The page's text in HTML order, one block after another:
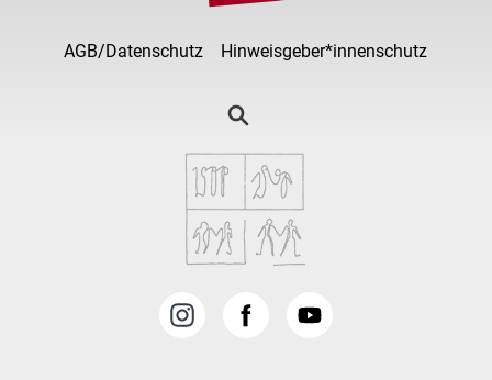
AGB/Datenschutz Hinweisgeber*innenschutz